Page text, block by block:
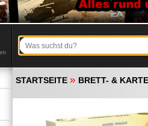
STARTSEITE » BRETT- &